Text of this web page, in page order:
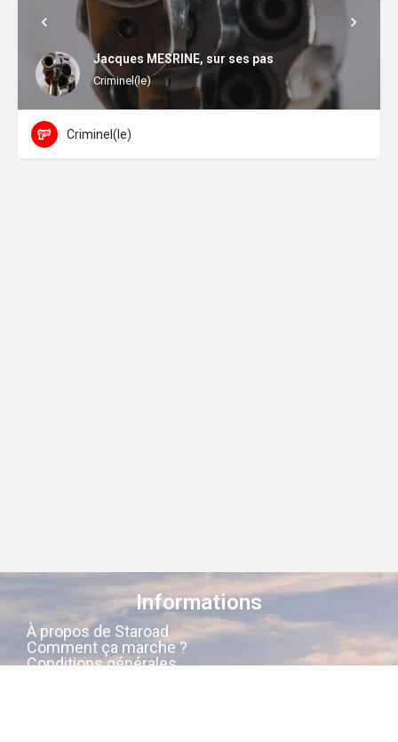
Jacques MESRINE, sur ses pas
Criminel(le)
Criminel(le)
Informations
À propos de Staroad
Comment ça marche ?
Conditions générales